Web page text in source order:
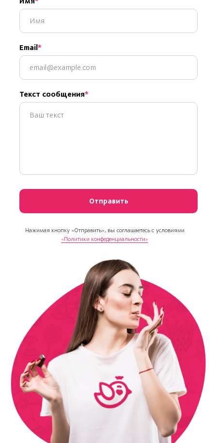
Email
Текст сообщения
Отправить
Нажимая кнопку «Отправить», вы соглашаетесь с условиями
«Политики конфеденциальности»